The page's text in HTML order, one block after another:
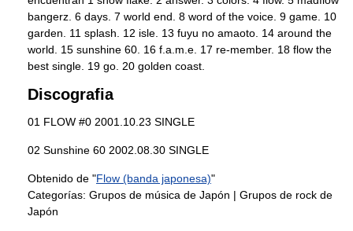
bangerz. 6 days. 7 world end. 8 word of the voice. 9 game. 10
garden. 11 splash. 12 isle. 13 fuyu no amaoto. 14 around the
world. 15 sunshine 60. 16 f.a.m.e. 17 re-member. 18 flow the
best single. 19 go. 20 golden coast.
Discografia
01 FLOW #0 2001.10.23 SINGLE
02 Sunshine 60 2002.08.30 SINGLE
Obtenido de "Flow (banda japonesa)"
Categorías: Grupos de música de Japón | Grupos de rock de
Japón